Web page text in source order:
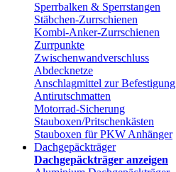
Sperrbalken & Sperrstangen
Stäbchen-Zurrschienen
Kombi-Anker-Zurrschienen
Zurrpunkte
Zwischenwandverschluss
Abdecknetze
Anschlagmittel zur Befestigung
Antirutschmatten
Motorrad-Sicherung
Stauboxen/Pritschenkästen
Stauboxen für PKW Anhänger
Dachgepäckträger
Dachgepäckträger anzeigen